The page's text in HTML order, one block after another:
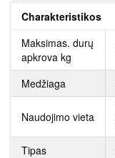
Charakteristikos
Maksimas. durų
apkrova kg
Medžiaga
Naudojimo vieta
Tipas